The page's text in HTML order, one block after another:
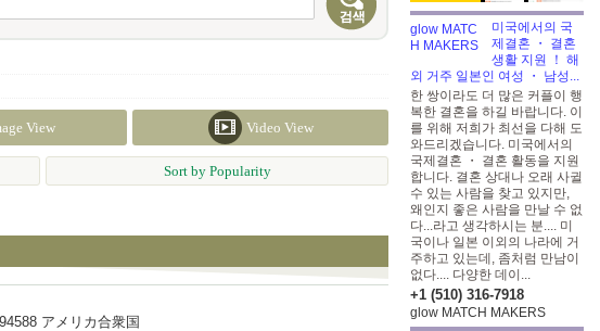
View Video View
Sort by Popularity
アメリカ合衆国
미국에서의 국
제결혼 ・ 결혼
생활 지원 ！ 해
외 거주 일본인 여성 ・ 남성...
한 쌍이라도 더 많은 커플이 행
복한 결혼을 하길 바랍니다. 이
를 위해 저희가 최선을 다해 도
와드리겠습니다. 미국에서의
국제결혼 ・ 결혼 활동을 지원
합니다. 결혼 상대나 오래 사귈
수 있는 사람을 찾고 있지만,
왜인지 좋은 사람을 만날 수 없
다...라고 생각하시는 분.... 미
국이나 일본 이외의 나라에 거
주하고 있는데, 좀처럼 만남이
없다.... 다양한 데이...
+1 (510) 316-7918
glow MATCH MAKERS